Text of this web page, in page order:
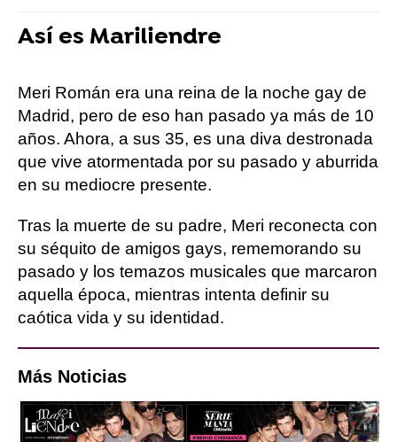
Así es Mariliendre
Meri Román era una reina de la noche gay de
Madrid, pero de eso han pasado ya más de 10
años. Ahora, a sus 35, es una diva destronada
que vive atormentada por su pasado y aburrida
en su mediocre presente.
Tras la muerte de su padre, Meri reconecta con
su séquito de amigos gays, rememorando su
pasado y los temazos musicales que marcaron
aquella época, mientras intenta definir su
caótica vida y su identidad.
Más Noticias